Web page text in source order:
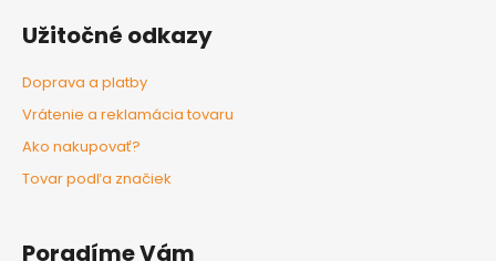
Užitočné odkazy
Doprava a platby
Vrátenie a reklamácia tovaru
Ako nakupovať?
Tovar podľa značiek
Poradíme Vám